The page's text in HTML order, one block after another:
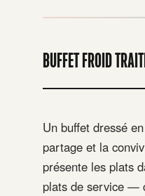
BUFFET FROID
Un buffet dressé
partage et la
présente les plats
plats de service —